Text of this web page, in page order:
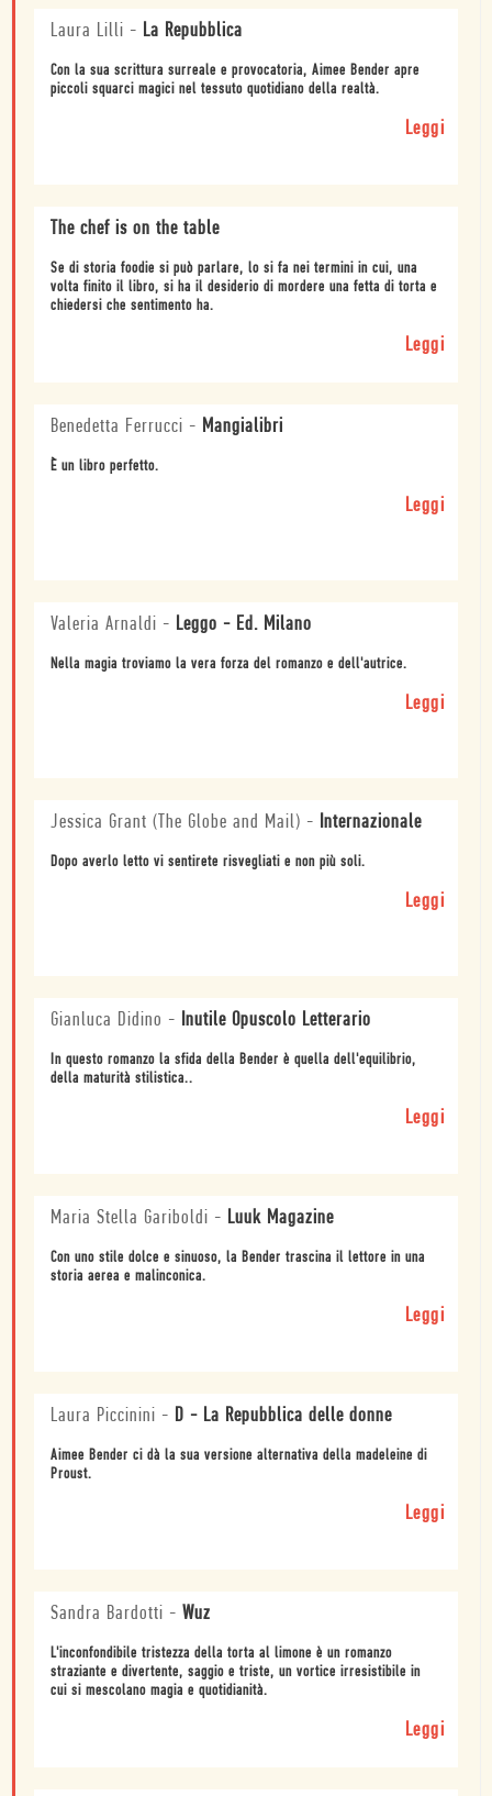
Laura Lilli - La Repubblica
Con la sua scrittura surreale e provocatoria, Aimee Bender apre
piccoli squarci magici nel tessuto quotidiano della realtà.
Leggi
The chef is on the table
Se di storia foodie si può parlare, lo si fa nei termini in cui, una
volta finito il libro, si ha il desiderio di mordere una fetta di torta e
chiedersi che sentimento ha.
Leggi
Benedetta Ferrucci - Mangialibri
È un libro perfetto.
Leggi
Valeria Arnaldi - Leggo - Ed. Milano
Nella magia troviamo la vera forza del romanzo e dell'autrice.
Leggi
Jessica Grant (The Globe and Mail) - Internazionale
Dopo averlo letto vi sentirete risvegliati e non più soli.
Leggi
Gianluca Didino - Inutile Opuscolo Letterario
In questo romanzo la sfida della Bender è quella dell'equilibrio,
della maturità stilistica..
Leggi
Maria Stella Gariboldi - Luuk Magazine
Con uno stile dolce e sinuoso, la Bender trascina il lettore in una
storia aerea e malinconica.
Leggi
Laura Piccinini - D - La Repubblica delle donne
Aimee Bender ci dà la sua versione alternativa della madeleine di
Proust.
Leggi
Sandra Bardotti - Wuz
L'inconfondibile tristezza della torta al limone è un romanzo
straziante e divertente, saggio e triste, un vortice irresistibile in
cui si mescolano magia e quotidianità.
Leggi